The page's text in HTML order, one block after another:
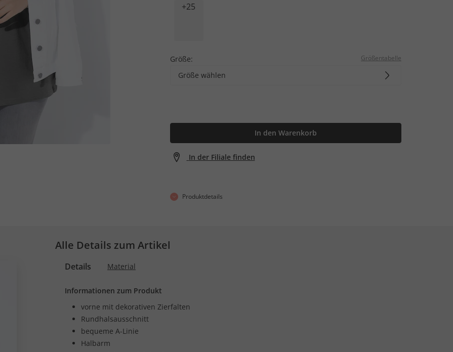
+25
Größe: Größentabelle
Größe wählen
In den Warenkorb
In der Filiale finden
Produktdetails
Alle Details zum Artikel
Details Material
Informationen zum Produkt
vorne mit dekorativen Zierfalten
Rundhalsausschnitt
bequeme A-Linie
Halbarm